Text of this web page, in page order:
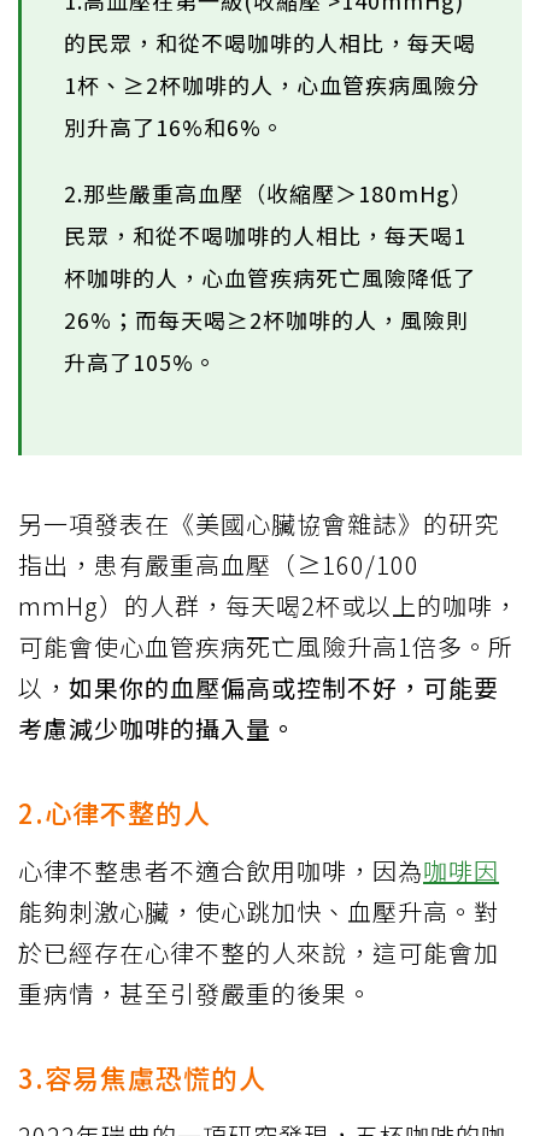
的民眾，和從不喝咖啡的人相比，每天喝
1杯、≥2杯咖啡的人，心血管疾病風險分
別升高了16%和6%。
2.那些嚴重高血壓（收縮壓＞180mHg）
民眾，和從不喝咖啡的人相比，每天喝1
杯咖啡的人，心血管疾病死亡風險降低了
26%；而每天喝≥2杯咖啡的人，風險則
升高了105%。
另一項發表在《美國心臟協會雜誌》的研究
指出，患有嚴重高血壓（≥160/100
mmHg）的人群，每天喝2杯或以上的咖啡，
可能會使心血管疾病死亡風險升高1倍多。所
以， 如果你的血壓偏高或控制不好，可能要
考慮減少咖啡的攝入量。
2.心律不整的人
心律不整患者不適合飲用咖啡，因為咖啡因
能夠刺激心臟，使心跳加快、血壓升高。對
於已經存在心律不整的人來說，這可能會加
重病情，甚至引發嚴重的後果。
3.容易焦慮恐慌的人